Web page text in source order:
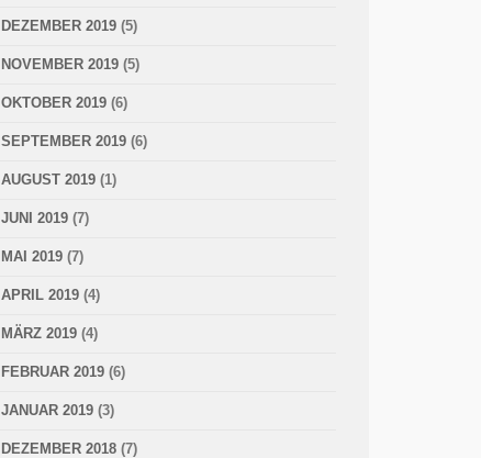
DEZEMBER 2019 (5)
NOVEMBER 2019 (5)
OKTOBER 2019 (6)
SEPTEMBER 2019 (6)
AUGUST 2019 (1)
JUNI 2019 (7)
MAI 2019 (7)
APRIL 2019 (4)
MÄRZ 2019 (4)
FEBRUAR 2019 (6)
JANUAR 2019 (3)
DEZEMBER 2018 (7)